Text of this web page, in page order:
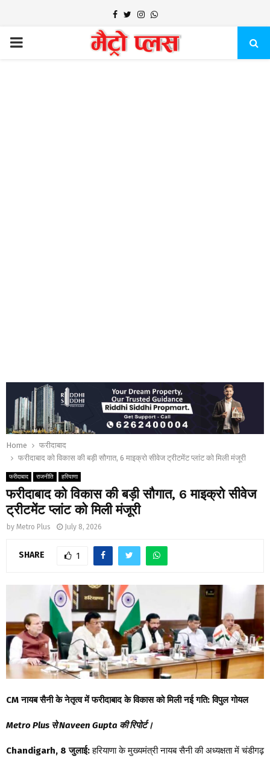
Facebook
TwitterInstagram
Whatsapp
PRIMARY
Home
फरीदाबाद
फरीदाबाद को विकास की बड़ी सौगात, 6 माइक्रो सीवेज ट्रीटमेंट प्लांट को मिली मंजूरी
फरीदाबाद राजनीति हरियाणा
फरीदाबाद को विकास की बड़ी सौगात, 6 माइक्रो सीवेज
ट्रीटमेंट प्लांट को मिली मंजूरी
by Metro Plus July 8, 2026
SHARE 1
CM नायब सैनी के नेतृत्व में फरीदाबाद के विकास को मिली नई गति: विपुल गोयल
Metro Plus से Naveen Gupta की रिपोर्ट।
Chandigarh, 8 जुलाई:हरियाणा के मुख्यमंत्री नायब सैनी की अध्यक्षता में चंडीगढ़